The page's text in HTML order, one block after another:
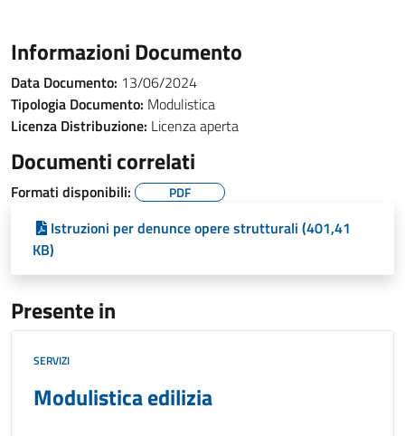
Informazioni Documento
Data Documento: 13/06/2024
Tipologia Documento: Modulistica
Licenza Distribuzione: Licenza aperta
Documenti correlati
Formati disponibili: PDF
Istruzioni per denunce opere strutturali (401,41
KB)
Presente in
SERVIZI
Modulistica edilizia